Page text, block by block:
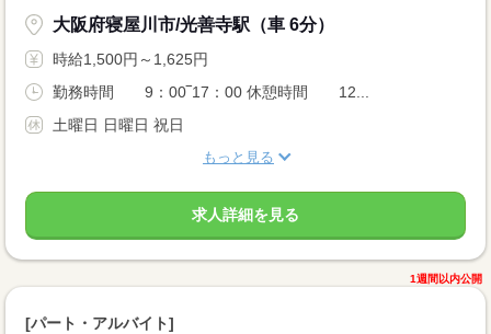
大阪府寝屋川市/光善寺駅（車 6分）
時給1,500円～1,625円
勤務時間 9：00‾17：00 休憩時間 12...
土曜日 日曜日 祝日
もっと見る
求人詳細を見る
1週間以内公開
[パート・アルバイト]